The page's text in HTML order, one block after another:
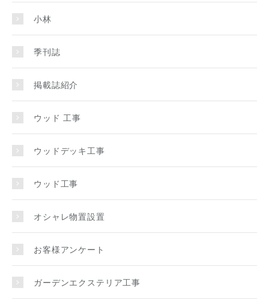
小林
季刊誌
掲載誌紹介
ウッド 工事
ウッドデッキ工事
ウッド工事
オシャレ物置設置
お客様アンケート
ガーデンエクステリア工事